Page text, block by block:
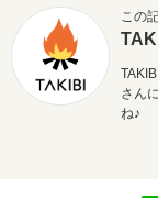
この
さん
ね♪